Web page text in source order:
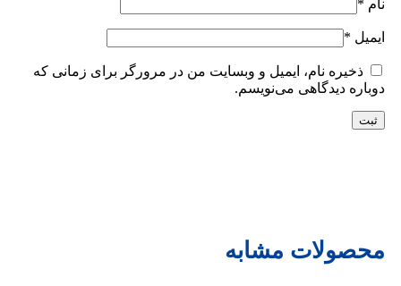
نام *
ایمیل *
ذخیره نام، ایمیل و وبسایت من در مرورگر برای زمانی که
دوباره دیدگاهی می‌نویسم.
محصولات مشابه